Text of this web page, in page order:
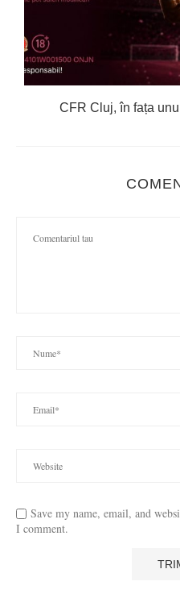
CFR Cluj, în fața
Save my name, email, and
I comment.